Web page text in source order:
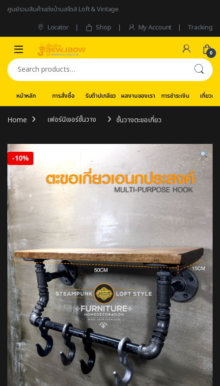
Skip to navigation
Skip to content
ศูนย์รวมสินค้าแต่งบ้านสไตล์ Loft & Vintage
Locator
Shop My Account Tracking
0
Search for:
หน้าหลัก การสั่งซื้อ รับต๊าปเกลียว ผลงานของเรา การชำระเงิน เกี่ยวกับ
Home เฟอร์นิเจอร์ชั้นวาง ชั้นวางตะขอเกี่ยว
-10%